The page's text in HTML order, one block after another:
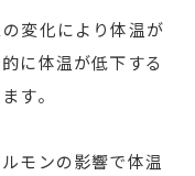
変化により体温が
に体温が低下する
す。
モンの影響で体温